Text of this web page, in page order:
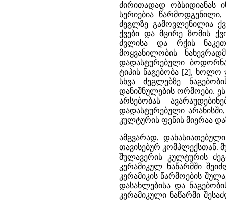
ძირითადად ობსიდიანას
სერიებია
ძეგლზე გამოვლენილია
ქვები და მცირე ზომის
ძვლისა და რქის
მოყვანილობის
დადასტურებული
ტიპის ნაგებობა [2], ხოლო
სხვა ძეგლებზე
დანიშნულების ორმოები.
არსებობას
დადასტურებული
კულტურის ფენის მიერაა
ამგვარად,
თავისებურ კომპლექსთან.
შულავერის კულტურის
კერამიკულ ნაწარმში
კერამიკის წარმოების
დასახლებისა და
კერამიკული ნაწარმი